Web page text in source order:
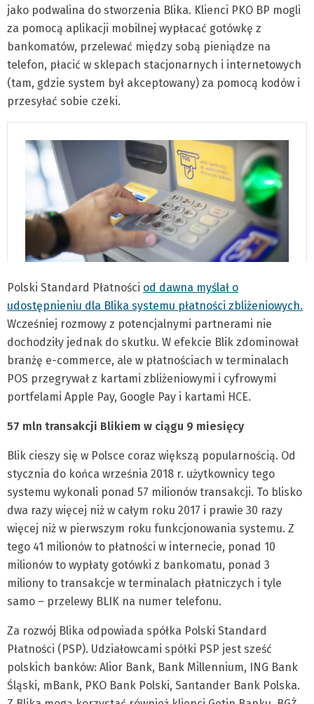
jako podwalina do stworzenia Blika. Klienci PKO BP mogli
za pomocą aplikacji mobilnej wypłacać gotówkę z
bankomatów, przelewać między sobą pieniądze na
telefon, płacić w sklepach stacjonarnych i internetowych
(tam, gdzie system był akceptowany) za pomocą kodów i
przesyłać sobie czeki.
Polski Standard Płatności od dawna myślał o
udostępnieniu dla Blika systemu płatności zbliżeniowych.
Wcześniej rozmowy z potencjalnymi partnerami nie
dochodziły jednak do skutku. W efekcie Blik zdominował
branżę e-commerce, ale w płatnościach w terminalach
POS przegrywał z kartami zbliżeniowymi i cyfrowymi
portfelami Apple Pay, Google Pay i kartami HCE.
57 mln transakcji Blikiem w ciągu 9 miesięcy
Blik cieszy się w Polsce coraz większą popularnością. Od
stycznia do końca września 2018 r. użytkownicy tego
systemu wykonali ponad 57 milionów transakcji. To blisko
dwa razy więcej niż w całym roku 2017 i prawie 30 razy
więcej niż w pierwszym roku funkcjonowania systemu. Z
tego 41 milionów to płatności w internecie, ponad 10
milionów to wypłaty gotówki z bankomatu, ponad 3
miliony to transakcje w terminalach płatniczych i tyle
samo – przelewy BLIK na numer telefonu.
Za rozwój Blika odpowiada spółka Polski Standard
Płatności (PSP). Udziałowcami spółki PSP jest sześć
polskich banków: Alior Bank, Bank Millennium, ING Bank
Śląski, mBank, PKO Bank Polski, Santander Bank Polska.